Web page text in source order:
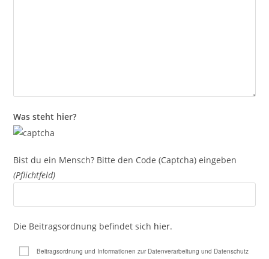
Was steht hier?
Bist du ein Mensch? Bitte den Code (Captcha) eingeben
(Pflichtfeld)
Die Beitragsordnung befindet sich hier.
Beitragsordnung und Informationen zur Datenverarbeitung und Datenschutz